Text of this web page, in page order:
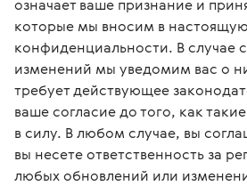
означает ваше признание и
которые мы вносим в
конфиденциальности. В случае
изменений мы уведомим вас о
требует действующее
ваше согласие до того, как
в силу. В любом случае, вы
вы несете ответственность за
любых обновлений или